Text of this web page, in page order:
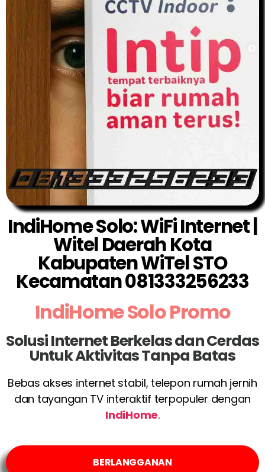
IndiHome Solo: WiFi Internet |
Witel Daerah Kota
Kabupaten WiTel STO
Kecamatan 081333256233
IndiHome Solo Promo
Solusi Internet Berkelas dan Cerdas
Untuk Aktivitas Tanpa Batas
Bebas akses internet stabil, telepon rumah jernih
dan tayangan TV interaktif terpopuler dengan
IndiHome.
BERLANGGANAN